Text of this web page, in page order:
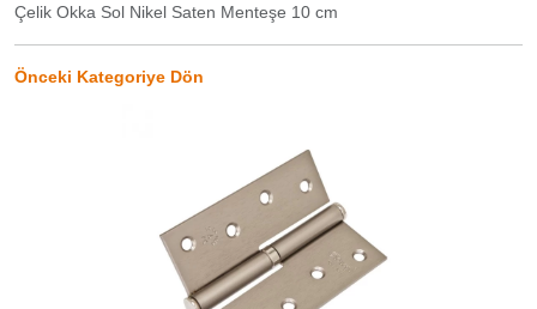
Çelik Okka Sol Nikel Saten Menteşe 10 cm
Önceki Kategoriye Dön